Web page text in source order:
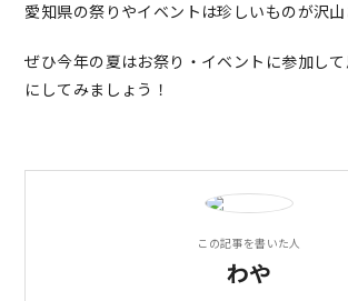
愛知県の祭りやイベントは珍しいものが沢山
ぜひ今年の夏はお祭り・イベントに参加し
にしてみましょう！
この記事を書いた人
わや